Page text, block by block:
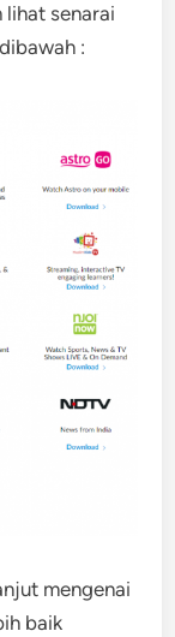
lihat senarai
:
mengenai
baik